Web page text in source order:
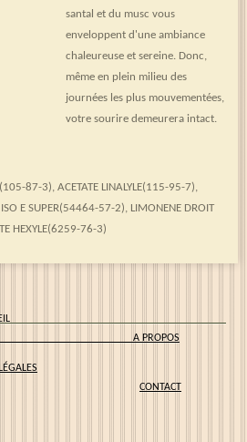
santal et du musc vous
enveloppent d'une ambiance
chaleureuse et sereine. Donc,
même en plein milieu des
journées les plus mouvementées,
votre sourire demeurera intact.
87-3), ACETATE LINALYLE(115-95-7),
E SUPER(54464-57-2), LIMONENE DROIT
HEXYLE(6259-76-3)
A PROPOS
CONTACT